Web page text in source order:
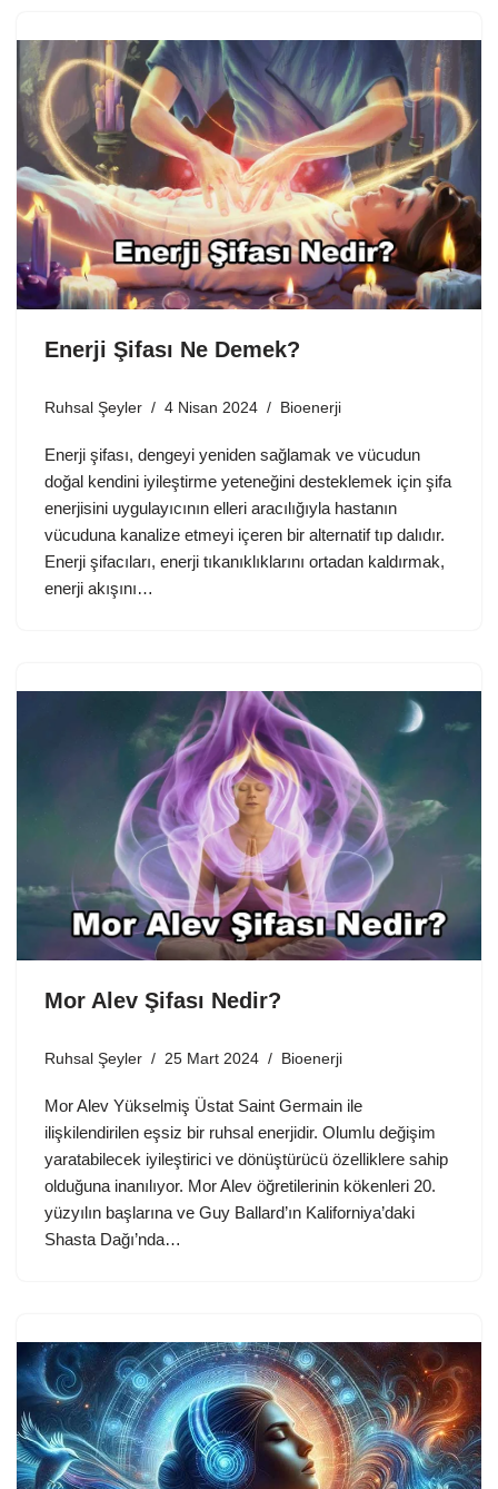
Enerji Şifası Ne Demek?
Ruhsal Şeyler 4 Nisan 2024 Bioenerji
Enerji şifası, dengeyi yeniden sağlamak ve vücudun
doğal kendini iyileştirme yeteneğini desteklemek için şifa
enerjisini uygulayıcının elleri aracılığıyla hastanın
vücuduna kanalize etmeyi içeren bir alternatif tıp dalıdır.
Enerji şifacıları, enerji tıkanıklıklarını ortadan kaldırmak,
enerji akışını…
Mor Alev Şifası Nedir?
Ruhsal Şeyler 25 Mart 2024 Bioenerji
Mor Alev Yükselmiş Üstat Saint Germain ile
ilişkilendirilen eşsiz bir ruhsal enerjidir. Olumlu değişim
yaratabilecek iyileştirici ve dönüştürücü özelliklere sahip
olduğuna inanılıyor. Mor Alev öğretilerinin kökenleri 20.
yüzyılın başlarına ve Guy Ballard’ın Kaliforniya’daki
Shasta Dağı’nda…